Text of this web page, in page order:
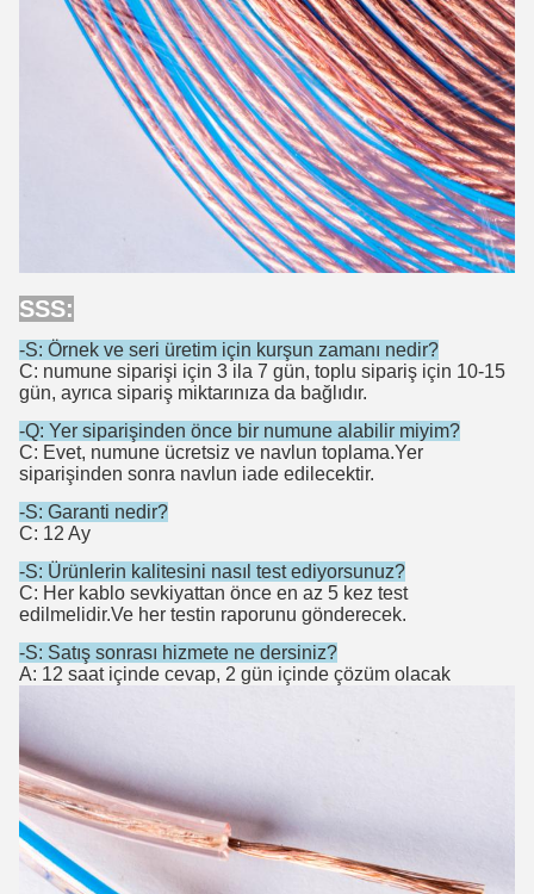
SSS:
-S: Örnek ve seri üretim için kurşun zamanı nedir?
C: numune siparişi için 3 ila 7 gün, toplu sipariş için 10-15
gün, ayrıca sipariş miktarınıza da bağlıdır.
-Q: Yer siparişinden önce bir numune alabilir miyim?
C: Evet, numune ücretsiz ve navlun toplama.Yer
siparişinden sonra navlun iade edilecektir.
-S: Garanti nedir?
C: 12 Ay
-S: Ürünlerin kalitesini nasıl test ediyorsunuz?
C: Her kablo sevkiyattan önce en az 5 kez test
edilmelidir.Ve her testin raporunu gönderecek.
-S: Satış sonrası hizmete ne dersiniz?
A: 12 saat içinde cevap, 2 gün içinde çözüm olacak